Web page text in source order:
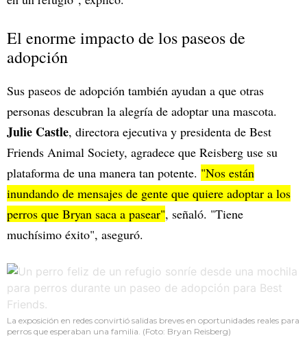
El enorme impacto de los paseos de
adopción
Sus paseos de adopción también ayudan a que otras
personas descubran la alegría de adoptar una mascota.
Julie Castle, directora ejecutiva y presidenta de Best
Friends Animal Society, agradece que Reisberg use su
plataforma de una manera tan potente. "Nos están
inundando de mensajes de gente que quiere adoptar a los
perros que Bryan saca a pasear", señaló. "Tiene
muchísimo éxito", aseguró.
La exposición en redes convirtió salidas breves en oportunidades reales para
perros que esperaban una familia. (Foto: Bryan Reisberg)